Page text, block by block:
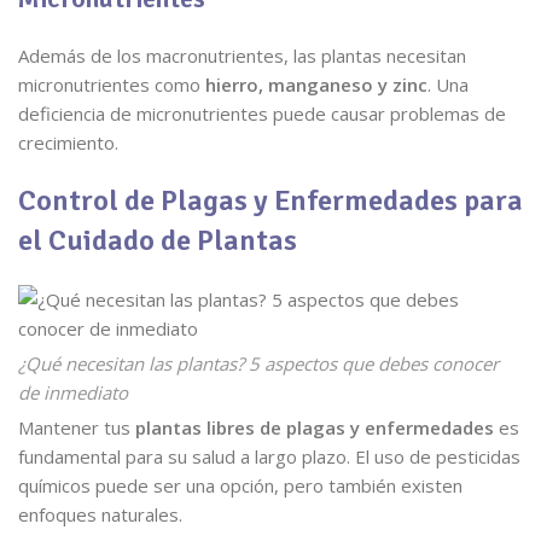
Además de los macronutrientes, las plantas necesitan
micronutrientes como hierro, manganeso y zinc. Una
deficiencia de micronutrientes puede causar problemas de
crecimiento.
Control de Plagas y Enfermedades para
el Cuidado de Plantas
¿Qué necesitan las plantas? 5 aspectos que debes conocer
de inmediato
Mantener tus plantas libres de plagas y enfermedades es
fundamental para su salud a largo plazo. El uso de pesticidas
químicos puede ser una opción, pero también existen
enfoques naturales.